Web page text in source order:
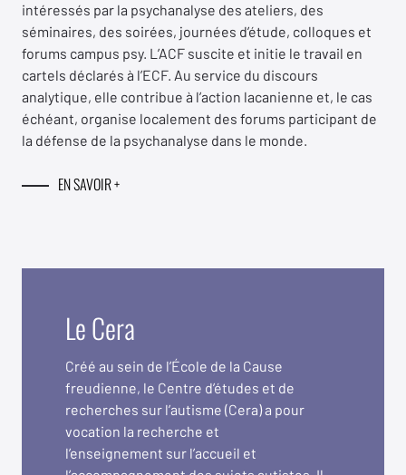
intéressés par la psychanalyse des ateliers, des
séminaires, des soirées, journées d’étude, colloques et
forums campus psy. L’ACF suscite et initie le travail en
cartels déclarés à l’ECF. Au service du discours
analytique, elle contribue à l’action lacanienne et, le cas
échéant, organise localement des forums participant de
la défense de la psychanalyse dans le monde.
EN SAVOIR +
Le Cera
Créé au sein de l’École de la Cause
freudienne, le Centre d’études et de
recherches sur l’autisme (Cera) a pour
vocation la recherche et
l’enseignement sur l’accueil et